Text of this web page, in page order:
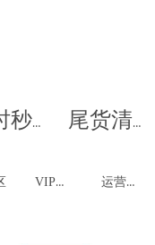
限时秒杀 尾货清仓
VIP福利 运营联创
辑它，非常容易。-双
辑它，非常容易。-双